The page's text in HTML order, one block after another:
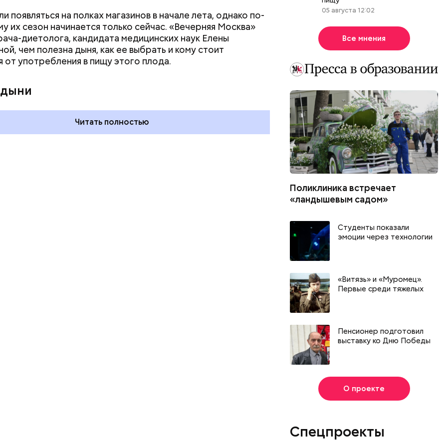
праздники
и мире 3
праздники отмечают в России
и мире 2 августа
День шевеления пальцами ног
подкаблучника: какие
праздники отмечают в России
и мире 6 августа
появляться на полках магазинов в начале лета, однако по-
их сезон начинается только сейчас. «Вечерняя Москва»
диетолога, кандидата медицинских наук Елены
чем полезна дыня, как ее выбрать и кому стоит
от употребления в пищу этого плода.
Читать полностью
05 августа 12:02
Все мнения
Поликлиника встречает
«ландышевым садом»
Студенты показали
эмоции через технологии
«Витязь» и «Муромец».
Первые среди тяжелых
Пенсионер подготовил
выставку ко Дню Победы
О проекте
Спецпроекты